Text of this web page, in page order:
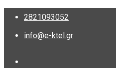
2821093052
info@e-ktel.gr